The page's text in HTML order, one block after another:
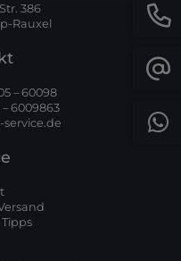
386
Rauxel
– 60098
– 6009863
service.de
Tipps